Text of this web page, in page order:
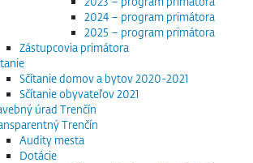
2024 – program primátora
2025 – program primátora
Zástupcovia primátora
Sčítanie domov a bytov 2020-2021
Sčítanie obyvateľov 2021
úrad Trenčín
Trenčín
Audity mesta
Dotácie